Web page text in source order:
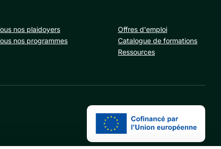
nos plaidoyers
nos programmes
Offres d'emploi
Catalogue de formations
Ressources